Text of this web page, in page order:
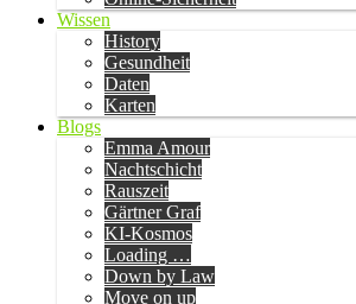
Wissen
History
Gesundheit
Daten
Karten
Blogs
Emma Amour
Nachtschicht
Rauszeit
Gärtner Graf
KI-Kosmos
Loading …
Down by Law
Move on up